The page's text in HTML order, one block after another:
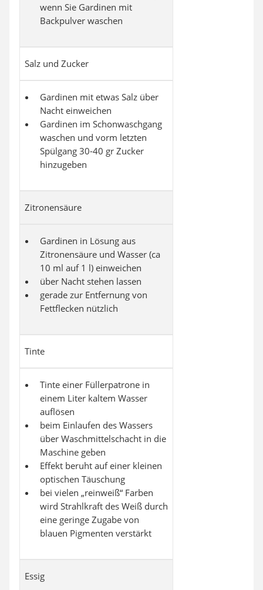
wenn Sie Gardinen mit
Backpulver waschen
Salz und Zucker
Gardinen mit etwas Salz über
Nacht einweichen
Gardinen im Schonwaschgang
waschen und vorm letzten
Spülgang 30-40 gr Zucker
hinzugeben
Zitronensäure
Gardinen in Lösung aus
Zitronensäure und Wasser (ca
10 ml auf 1 l) einweichen
über Nacht stehen lassen
gerade zur Entfernung von
Fettflecken nützlich
Tinte
Tinte einer Füllerpatrone in
einem Liter kaltem Wasser
auflösen
beim Einlaufen des Wassers
über Waschmittelschacht in die
Maschine geben
Effekt beruht auf einer kleinen
optischen Täuschung
bei vielen „reinweiß“ Farben
wird Strahlkraft des Weiß durch
eine geringe Zugabe von
blauen Pigmenten verstärkt
Essig